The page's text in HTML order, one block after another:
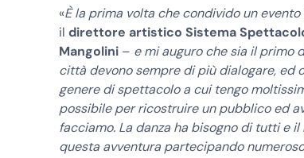
«È la prima volta che condivido un
il direttore artistico Sistema
Mangolini – e mi auguro che sia il primo
città devono sempre di più dialogare, ed
genere di spettacolo a cui tengo
possibile per ricostruire un pubblico ed
facciamo. La danza ha bisogno di tutti e
questa avventura partecipando